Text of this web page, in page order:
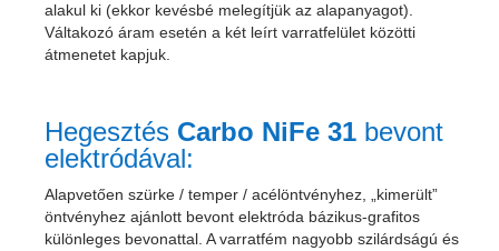
alakul ki (ekkor kevésbé melegítjük az alapanyagot).
Váltakozó áram esetén a két leírt varratfelület közötti
átmenetet kapjuk
Hegesztés Carbo NiFe 31 bevont
elektródával:
Alapvetően szürke / temper / acélöntvényhez, „kimerült”
öntvényhez ajánlott bevont elektróda bázikus-grafitos
különleges bevonattal. A varratfém nagyobb szilárdságú és